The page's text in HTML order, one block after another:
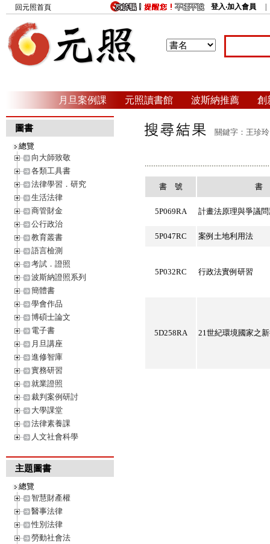
回元照首頁 登入‧加入會員
月旦案例課 元照讀書館 波斯納推薦 創
圖書
總覽
向大師致敬
各類工具書
法律學習．研究
生活法律
商管財金
公行政治
教育叢書
語言檢測
考試．證照
波斯納證照系列
簡體書
學會作品
博碩士論文
電子書
月旦講座
進修智庫
實務研習
就業證照
裁判案例研討
大學課堂
法律素養課
人文社會科學
主題圖書
總覽
智慧財產權
醫事法律
性別法律
勞動社會法
關鍵字：王珍
書 號 書
5P069RA 計畫法原理與爭議
5P047RC 案例土地利用法
5P032RC 行政法實例研習
5D258RA 21世紀環境國家之